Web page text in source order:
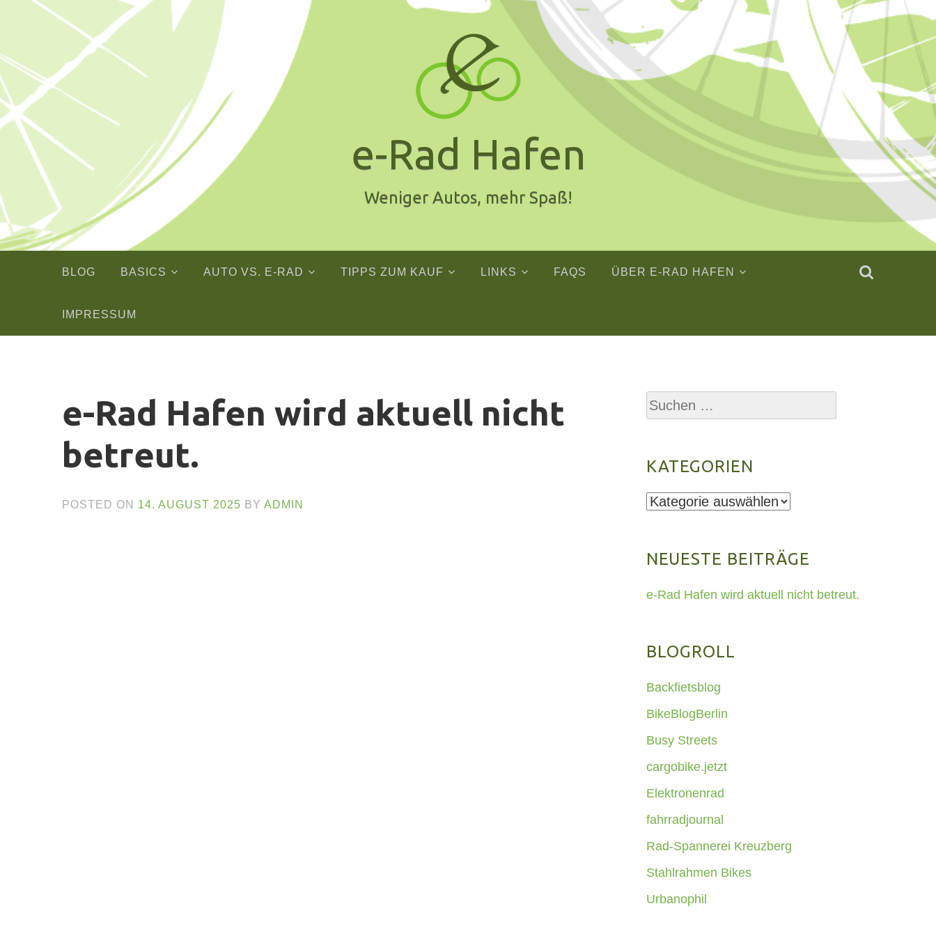
content
e-Rad Hafen
Weniger Autos, mehr Spaß!
BLOG BASICS AUTO VS. E-RAD TIPPS ZUM KAUF LINKS FAQS ÜBER E-RAD HAFEN
IMPRESSUM
e-Rad Hafen wird aktuell nicht
betreut.
POSTED ON 14. AUGUST 2025 BYADMIN
Suchen
nach:
KATEGORIEN
Kategorien
NEUESTE BEITRÄGE
e-Rad Hafen wird aktuell nicht betreut.
BLOGROLL
Backfietsblog
BikeBlogBerlin
Busy Streets
cargobike.jetzt
Elektronenrad
fahrradjournal
Rad-Spannerei Kreuzberg
Stahlrahmen Bikes
Urbanophil